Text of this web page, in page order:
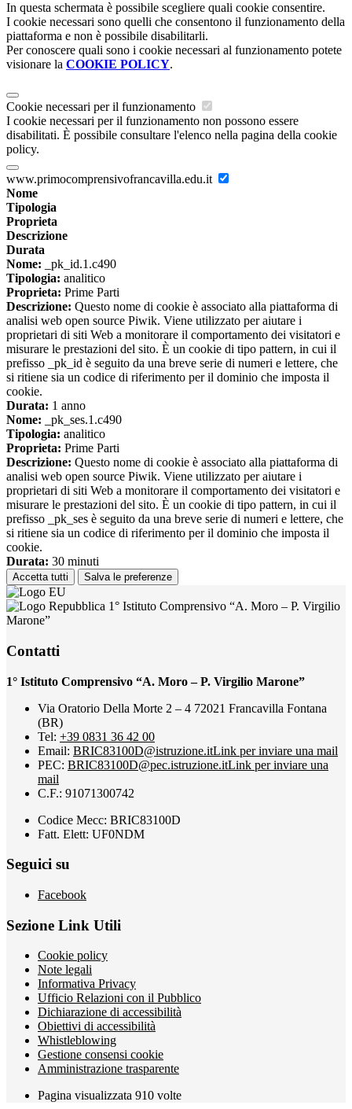
In questa schermata è possibile scegliere quali cookie consentire.
I cookie necessari sono quelli che consentono il funzionamento della
piattaforma e non è possibile disabilitarli.
Per conoscere quali sono i cookie necessari al funzionamento potete
visionare la COOKIE POLICY.
Cookie necessari per il funzionamento
I cookie necessari per il funzionamento non possono essere
disabilitati. È possibile consultare l'elenco nella pagina della cookie
policy.
www.primocomprensivofrancavilla.edu.it
Nome
Tipologia
Proprieta
Descrizione
Durata
Nome: _pk_id.1.c490
Tipologia: analitico
Proprieta: Prime Parti
Descrizione: Questo nome di cookie è associato alla piattaforma di
analisi web open source Piwik. Viene utilizzato per aiutare i
proprietari di siti Web a monitorare il comportamento dei visitatori e
misurare le prestazioni del sito. È un cookie di tipo pattern, in cui il
prefisso _pk_id è seguito da una breve serie di numeri e lettere, che
si ritiene sia un codice di riferimento per il dominio che imposta il
cookie.
Durata: 1 anno
Nome: _pk_ses.1.c490
Tipologia: analitico
Proprieta: Prime Parti
Descrizione: Questo nome di cookie è associato alla piattaforma di
analisi web open source Piwik. Viene utilizzato per aiutare i
proprietari di siti Web a monitorare il comportamento dei visitatori e
misurare le prestazioni del sito. È un cookie di tipo pattern, in cui il
prefisso _pk_ses è seguito da una breve serie di numeri e lettere, che
si ritiene sia un codice di riferimento per il dominio che imposta il
cookie.
Durata: 30 minuti
Accetta tutti Salva le preferenze
1° Istituto Comprensivo “A. Moro – P. Virgilio
Marone”
Contatti
1° Istituto Comprensivo “A. Moro – P. Virgilio Marone”
Via Oratorio Della Morte 2 – 4 72021 Francavilla Fontana
(BR)
Tel: +39 0831 36 42 00
Email: BRIC83100D@istruzione.itLink per inviare una mail
PEC: BRIC83100D@pec.istruzione.itLink per inviare una
mail
C.F.: 91071300742
Codice Mecc: BRIC83100D
Fatt. Elett: UF0NDM
Seguici su
Facebook
Sezione Link Utili
Cookie policy
Note legali
Informativa Privacy
Ufficio Relazioni con il Pubblico
Dichiarazione di accessibilità
Obiettivi di accessibilità
Whistleblowing
Gestione consensi cookie
Amministrazione trasparente
Pagina visualizzata 910 volte